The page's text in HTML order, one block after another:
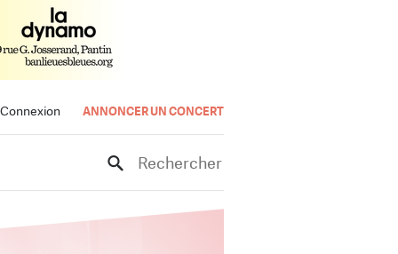
Connexion ANNONCER UN CONCERT
Rechercher